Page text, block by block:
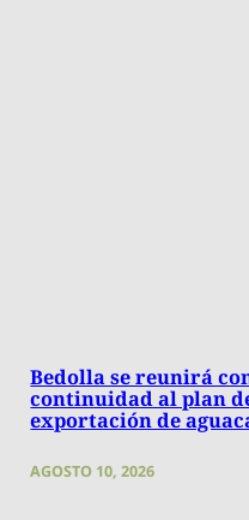
Bedolla se reunirá
continuidad al plan
exportación de
AGOSTO 10, 2026